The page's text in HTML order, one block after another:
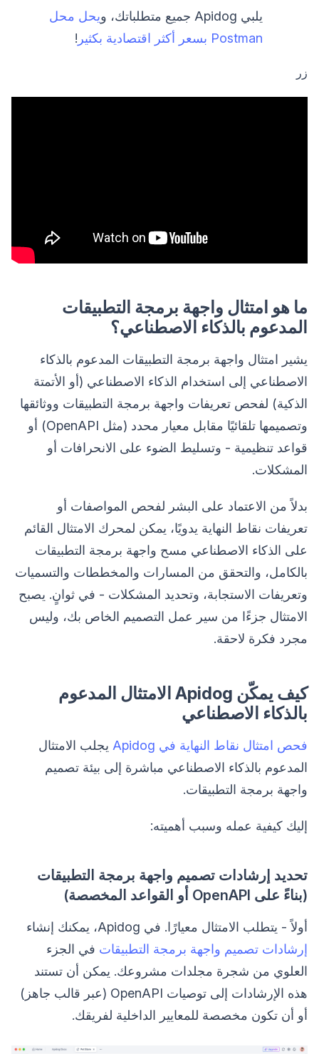
يلبي Apidog جميع متطلباتك، و
يحل محل
Postman بسعر أكثر اقتصادية بكثير
!
زر
ما هو امتثال واجهة برمجة التطبيقات
المدعوم بالذكاء الاصطناعي؟
يشير امتثال واجهة برمجة التطبيقات المدعوم بالذكاء
الاصطناعي إلى استخدام الذكاء الاصطناعي (أو الأتمتة
الذكية) لفحص تعريفات واجهة برمجة التطبيقات ووثائقها
وتصميمها تلقائيًا مقابل معيار محدد (مثل OpenAPI) أو
قواعد تنظيمية - وتسليط الضوء على الانحرافات أو
المشكلات.
بدلاً من الاعتماد على البشر لفحص المواصفات أو
تعريفات نقاط النهاية يدويًا، يمكن لمحرك الامتثال القائم
على الذكاء الاصطناعي مسح واجهة برمجة التطبيقات
بالكامل، والتحقق من المسارات والمخططات والتسميات
وتعريفات الاستجابة، وتحديد المشكلات - في ثوانٍ. يصبح
الامتثال جزءًا من سير عمل التصميم الخاص بك، وليس
مجرد فكرة لاحقة.
كيف يمكّن Apidog الامتثال المدعوم
بالذكاء الاصطناعي
فحص امتثال نقاط النهاية في Apidog
يجلب الامتثال
المدعوم بالذكاء الاصطناعي مباشرة إلى بيئة تصميم
واجهة برمجة التطبيقات.
إليك كيفية عمله وسبب أهميته:
تحديد إرشادات تصميم واجهة برمجة التطبيقات
(بناءً على OpenAPI أو القواعد المخصصة)
أولاً - يتطلب الامتثال معيارًا. في Apidog، يمكنك إنشاء
إرشادات تصميم واجهة برمجة التطبيقات في الجزء
العلوي من شجرة مجلدات مشروعك. يمكن أن تستند
هذه الإرشادات إلى توصيات OpenAPI (عبر قالب جاهز)
أو أن تكون مخصصة للمعايير الداخلية لفريقك.